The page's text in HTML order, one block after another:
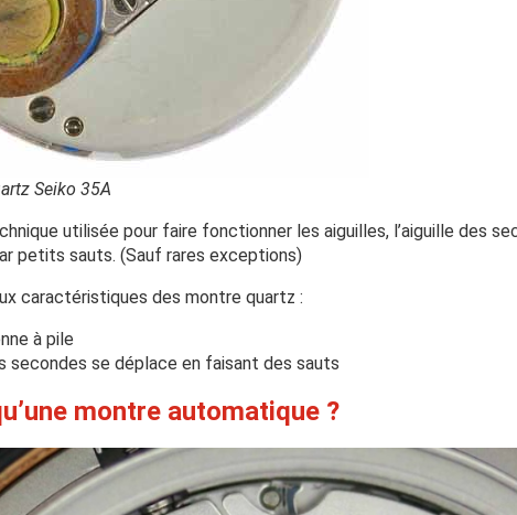
Seiko 35A
utilisée pour faire fonctionner les aiguilles, l’aiguille des
petits sauts. (Sauf rares exceptions)
caractéristiques des montre quartz :
à pile
secondes se déplace en faisant des sauts
montre automatique ?